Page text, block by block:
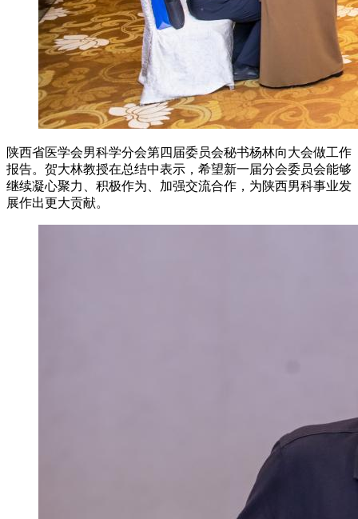
陕西省医学会男科学分会第四届委员会秘书杨林向大会做工作
报告。贺大林教授在总结中表示，希望新一届分会委员会能够
继续凝心聚力、积极作为、加强交流合作，为陕西男科事业发
展作出更大贡献。